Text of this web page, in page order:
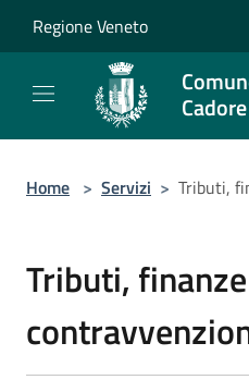
Regione Veneto
Cadore
Home > Servizi > Tributi,
Tributi,